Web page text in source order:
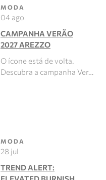
MODA
04 ago
CAMPANHA VERÃO
2027 AREZZO
O ícone está de volta.
Descubra a campanha Ver…
MODA
28 jul
TREND ALERT: